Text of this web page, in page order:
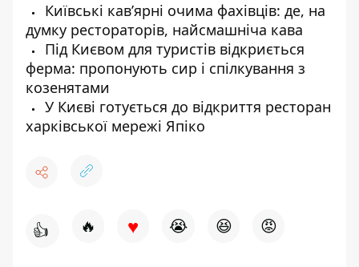
Київські кав’ярні очима фахівців: де, на
думку рестораторів, найсмашніча кава
Під Києвом для туристів відкриється
ферма: пропонують сир і спілкування з
козенятами
У Києві готується до відкриття ресторан
харківської мережі Япіко
👍 🔥 ♥ 😭 😆 😡